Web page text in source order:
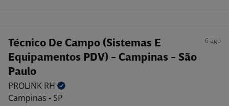
Técnico De Campo (Sistemas E
Equipamentos PDV) - Campinas - São
Paulo
6 ago
PROLINK RH
Campinas - SP